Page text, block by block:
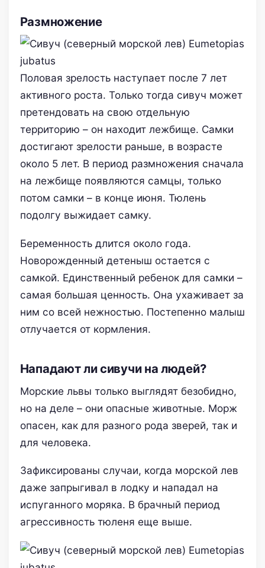
Размножение
Половая зрелость наступает после 7 лет
активного роста. Только тогда сивуч может
претендовать на свою отдельную
территорию – он находит лежбище. Самки
достигают зрелости раньше, в возрасте
около 5 лет. В период размножения сначала
на лежбище появляются самцы, только
потом самки – в конце июня. Тюлень
подолгу выжидает самку.
Беременность длится около года.
Новорожденный детеныш остается с
самкой. Единственный ребенок для самки –
самая большая ценность. Она ухаживает за
ним со всей нежностью. Постепенно малыш
отлучается от кормления.
Нападают ли сивучи на людей?
Морские львы только выглядят безобидно,
но на деле – они опасные животные. Морж
опасен, как для разного рода зверей, так и
для человека.
Зафиксированы случаи, когда морской лев
даже запрыгивал в лодку и нападал на
испуганного моряка. В брачный период
агрессивность тюленя еще выше.